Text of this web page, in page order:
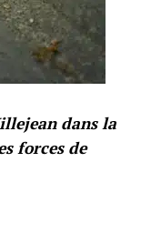
dans la
forces de